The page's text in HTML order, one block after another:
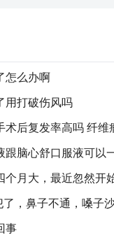
怎么办啊
用打破伤风吗
术后复发率高吗 纤维
跟脑心舒口服液可以
个月大，最近忽然开
事